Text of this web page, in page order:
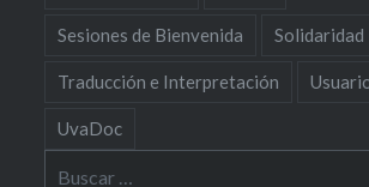
Sesiones de Bienvenida Solidaridad
Traducción e Interpretación
UvaDoc